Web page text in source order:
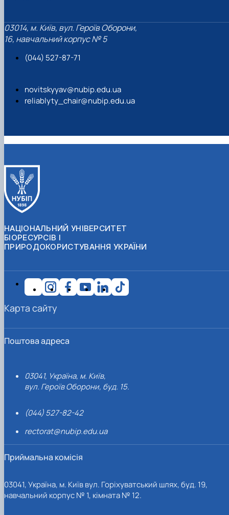
03014, м. Київ, вул. Героїв Оборони,
16, навчальний корпус № 5
(044) 527-87-71
novitskyyav@nubip.edu.ua
reliablyty_chair@nubip.edu.ua
НАЦІОНАЛЬНИЙ УНІВЕРСИТЕТ
БІОРЕСУРСІВ І
ПРИРОДОКОРИСТУВАННЯ УКРАЇНИ
Поштова адреса
03041, Україна, м. Київ,
вул. Героїв Оборони, буд. 15.
(044) 527-82-42
rectorat@nubip.edu.ua
Приймальна комісія
03041, Україна, м. Київ вул. Горіхуватський шлях, буд. 19,
навчальний корпус № 1, кімната № 12.
Карта сайту